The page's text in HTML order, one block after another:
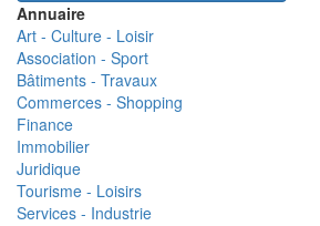
Annuaire
Art - Culture - Loisir
Association - Sport
Bâtiments - Travaux
Commerces - Shopping
Finance
Immobilier
Juridique
Tourisme - Loisirs
Services - Industrie